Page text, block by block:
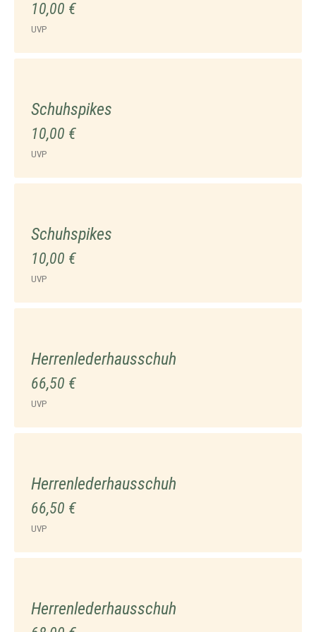
10,00 €
UVP
Schuhspikes
10,00 €
UVP
Schuhspikes
10,00 €
UVP
Herrenlederhausschuh
66,50 €
UVP
Herrenlederhausschuh
66,50 €
UVP
Herrenlederhausschuh